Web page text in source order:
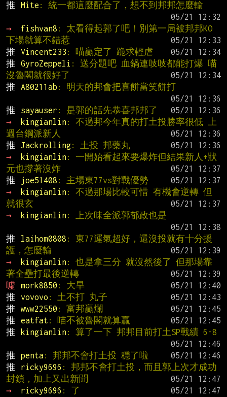
推
Mite : 統一都這麼配合了，想不到邦邦怎麼輸
→
fishvan8 : 太看得起郭了吧！別第一局被邦邦KO
下場就算不錯惹
推
Vincent233 : 喵贏定了 跪求輕虐
推
GyroZeppeli : 送分題吧 血鍋連吱吱都能打爆 喵
沒魯閣就很好了
推
A80211ab : 明天的邦會把喜餅當笑餅打
推
sayauser : 是郭的話先恭喜邦邦了
→
kingianlin: 不過邦今年真的打土投勝率很低 上
週台鋼派新人
推
Jackrolling: 土投 邦藥丸
→
kingianlin: 一開始看起來要爆炸但結果新人+狀
元也撐著沒炸
推
joe51408 : 主場東77vs對戰優勢
→
kingianlin: 不過那場比較可惜 有機會逆轉 但
就很玄
→
kingianlin: 上次味全派郭郁政也是
推
laihom0808 : 東77運氣超好，還沒投就有十分援
護，怎麼輸
→
kingianlin: 也是拿三分 就沒然後了 但那場靠
著全壘打最後逆轉
噓
mork8850 : 大旱
推
vovovo : 土不打 丸子
推
www22550 : 富邦贏爛
推
eatfat : 喵不被魯閣就算贏
推
kingianlin: 算了一下 邦邦目前打土SP戰績 6-8
推
penta: 邦邦不會打土投 穩了啦
推
ricky9696 : 邦邦不會打土投，而且郭上次才成功
封鎖，加上又出新聞
→
ricky9696 : 了